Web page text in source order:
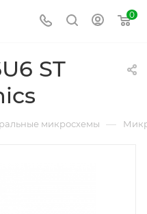
0
ST
микросхемы —